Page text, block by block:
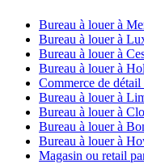
Bureau à louer à
Bureau à louer à
Bureau à louer à
Bureau à louer à
Commerce de
Bureau à louer à
Bureau à louer à
Bureau à louer à
Bureau à louer à
Magasin ou retail